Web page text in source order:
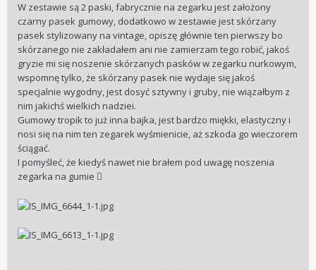
W zestawie są 2 paski, fabrycznie na zegarku jest założony
czarny pasek gumowy, dodatkowo w zestawie jest skórzany
pasek stylizowany na vintage, opiszę głównie ten pierwszy bo
skórzanego nie zakładałem ani nie zamierzam tego robić, jakoś
gryzie mi się noszenie skórzanych pasków w zegarku nurkowym,
wspomnę tylko, że skórzany pasek nie wydaje się jakoś
specjalnie wygodny, jest dosyć sztywny i gruby, nie wiązałbym z
nim jakichś wielkich nadziei.
Gumowy tropik to już inna bajka, jest bardzo miękki, elastyczny i
nosi się na nim ten zegarek wyśmienicie, aż szkoda go wieczorem
ściągać.
I pomyśleć, że kiedyś nawet nie brałem pod uwagę noszenia
zegarka na gumie 